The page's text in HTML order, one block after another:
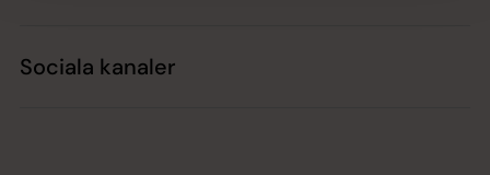
Sociala kanaler